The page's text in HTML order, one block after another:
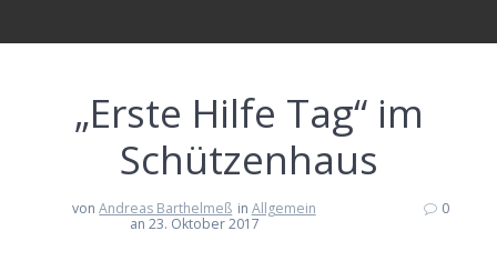
„Erste Hilfe Tag“ im
Schützenhaus
vonAndreas Barthelmeß in Allgemein
an 23. Oktober 2017
0